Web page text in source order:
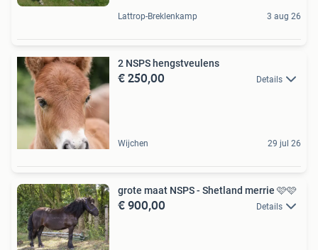
Lattrop-Breklenkamp 3 aug 26
2 NSPS hengstveulens
€ 250,00 Details
Wijchen 29 jul 26
grote maat NSPS - Shetland merrie 🩷🩷
€ 900,00 Details